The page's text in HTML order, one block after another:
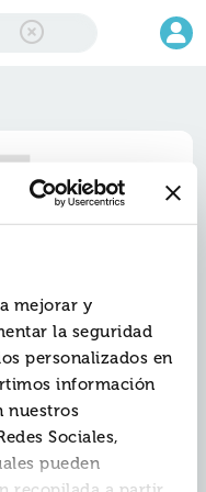
mejorar y
la seguridad
personalizados en
información
nuestros
Sociales,
pueden
#1 ($value)